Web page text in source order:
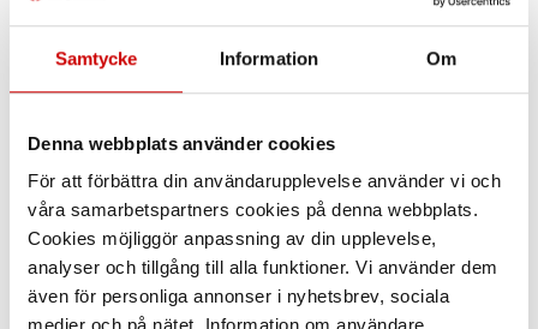
Samtycke Information Om
Denna webbplats använder cookies
För att förbättra din användarupplevelse använder vi och
våra samarbetspartners cookies på denna webbplats.
Cookies möjliggör anpassning av din upplevelse,
analyser och tillgång till alla funktioner. Vi använder dem
även för personliga annonser i nyhetsbrev, sociala
helgängad, cylindriskt huvud
Förzinkad FZB (A3K)
Träskruv Nordic C4 härdat stål,
delgängad, försänkt huvud
Stål
Nordic C4